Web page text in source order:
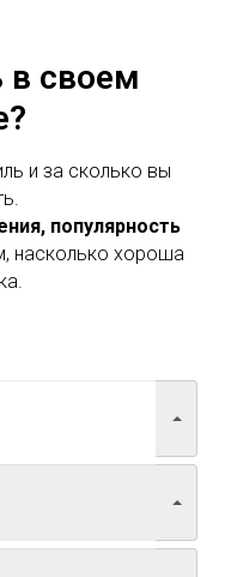
в своем
и за сколько вы
популярность
насколько хороша